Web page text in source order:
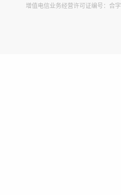
增值电信业务经营许可证编号：合